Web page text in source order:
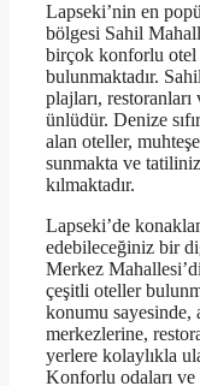
Lapseki’nin en
bölgesi Sahil
birçok konforlu otel
bulunmaktadır.
plajları, restoranları
ünlüdür. Denize
alan oteller,
sunmakta ve
kılmaktadır.
Lapseki’de
edebileceğiniz bir
Merkez
çeşitli oteller
konumu sayesinde,
merkezlerine,
yerlere kolaylıkla
Konforlu odaları